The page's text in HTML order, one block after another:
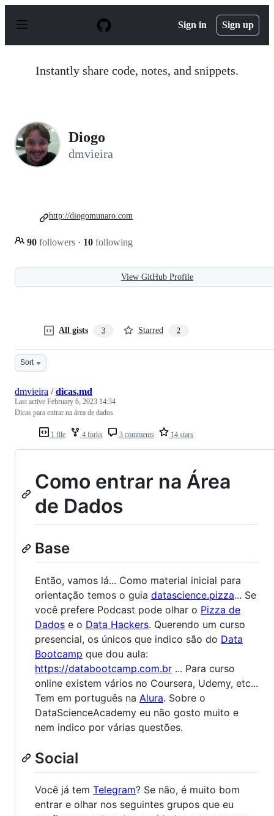
p
Sign in Sign up
Instantly share code, notes, and snippets.
Diogo
dmvieira
90 followers · 10 following
http://diogomunaro.com
View GitHub Profile
All gists 3 Starred 2
Sort
1 file 4 forks 3 comments 14 stars
dmvieira /dicas.md
Last active February 6, 2023 14:34
Dicas para entrar na área de dados
Como entrar na Área
de Dados
Base
Então, vamos lá... Como material inicial para
orientação temos o guia datascience.pizza... Se
você prefere Podcast pode olhar o Pizza de
Dados e o Data Hackers. Querendo um curso
presencial, os únicos que indico são do Data
Bootcamp que dou aula:
https://databootcamp.com.br ... Para curso
online existem vários no Coursera, Udemy, etc...
Tem em português na Alura. Sobre o
DataScienceAcademy eu não gosto muito e
nem indico por várias questões.
Social
Você já tem Telegram? Se não, é muito bom
entrar e olhar nos seguintes grupos que eu